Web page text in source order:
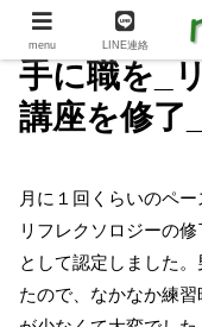
手に職を_
講座を修了
月に１回くらいのペ
リフレクソロジーの
として認定しました
たので、なかなか練
menu LINE連絡